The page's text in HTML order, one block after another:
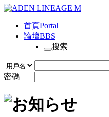
首頁Portal
論壇BBS
搜索
密碼